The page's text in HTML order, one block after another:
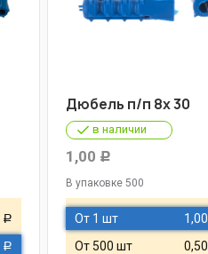
Р
Р
Дюбель п/п 8х 30
в наличии
1,00 Р
В упаковке 500
От 1 шт 1,00
От 500 шт 0,50